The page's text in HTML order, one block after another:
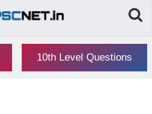
10th Level Questions